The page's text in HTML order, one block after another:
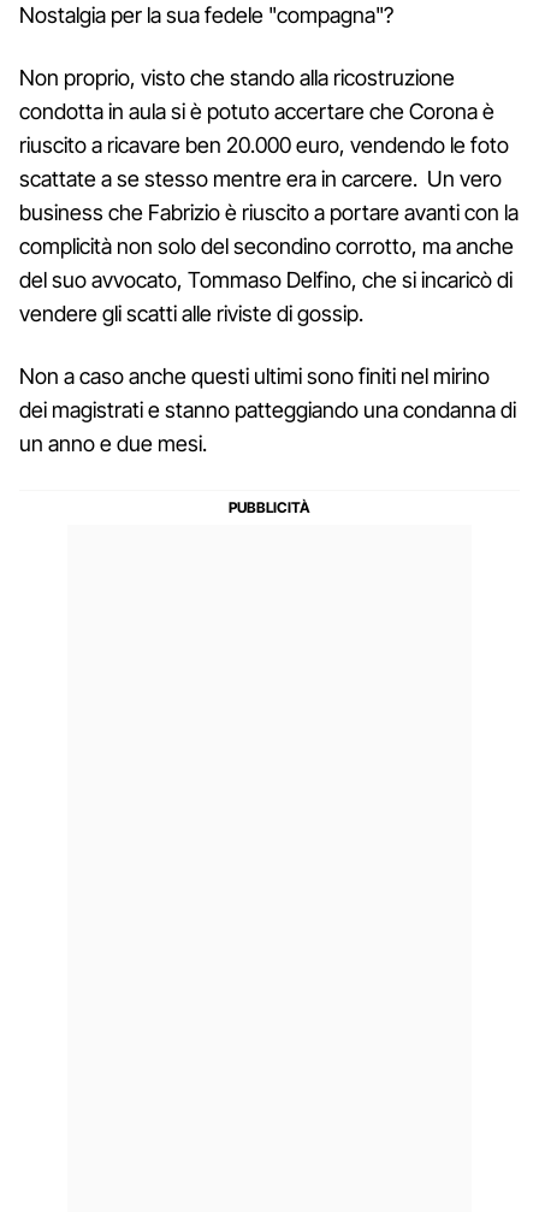
Nostalgia per la sua fedele "compagna"?
Non proprio, visto che stando alla ricostruzione
condotta in aula si è potuto accertare che Corona è
riuscito a ricavare ben 20.000 euro, vendendo le foto
scattate a se stesso mentre era in carcere. Un vero
business che Fabrizio è riuscito a portare avanti con la
complicità non solo del secondino corrotto, ma anche
del suo avvocato, Tommaso Delfino, che si incaricò di
vendere gli scatti alle riviste di gossip.
Non a caso anche questi ultimi sono finiti nel mirino
dei magistrati e stanno patteggiando una condanna di
un anno e due mesi.